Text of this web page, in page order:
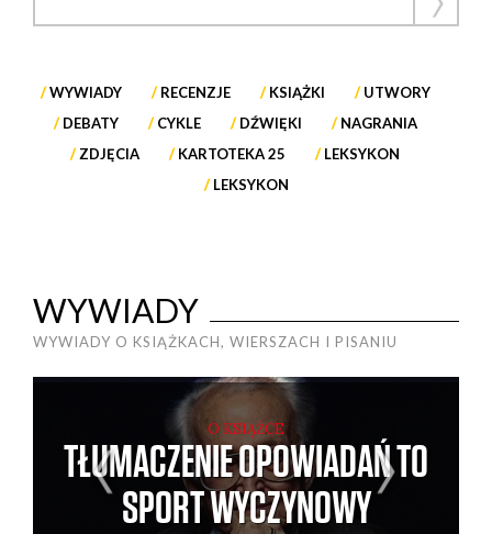
WYWIADY RECENZJE KSIĄŻKI
UTWORY
DEBATY
CYKLE DŹWIĘKI
NAGRANIA
ZDJĘCIA
KARTOTEKA 25
LEKSYKON
LEKSYKON
WYWIADY
WYWIADY O KSIĄŻKACH, WIERSZACH I PISANIU
O KSIĄŻCE
TŁUMACZENIE OPOWIADAŃ TO
SPORT WYCZYNOWY